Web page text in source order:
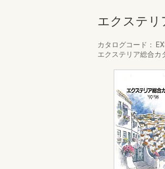
エクステリ
カタログコード：
エクステリア総合カ